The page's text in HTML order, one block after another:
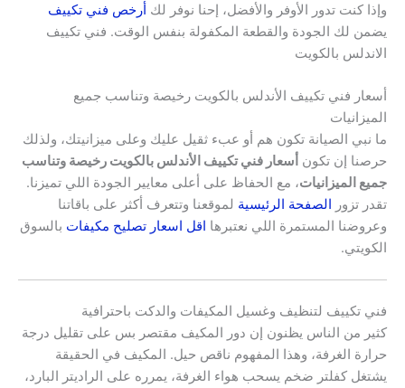
وإذا كنت تدور الأوفر والأفضل، إحنا نوفر لك أرخص فني تكييف
يضمن لك الجودة والقطعة المكفولة بنفس الوقت. فني تكييف
الاندلس بالكويت
أسعار فني تكييف الأندلس بالكويت رخيصة وتناسب جميع
الميزانيات
ما نبي الصيانة تكون هم أو عبء ثقيل عليك وعلى ميزانيتك، ولذلك
حرصنا إن تكون أسعار فني تكييف الأندلس بالكويت رخيصة وتناسب
جميع الميزانيات، مع الحفاظ على أعلى معايير الجودة اللي تميزنا.
تقدر تزور الصفحة الرئيسية لموقعنا وتتعرف أكثر على باقاتنا
وعروضنا المستمرة اللي نعتبرها اقل اسعار تصليح مكيفات بالسوق
الكويتي.
فني تكييف لتنظيف وغسيل المكيفات والدكت باحترافية
كثير من الناس يظنون إن دور المكيف مقتصر بس على تقليل درجة
حرارة الغرفة، وهذا المفهوم ناقص حيل. المكيف في الحقيقة
يشتغل كفلتر ضخم يسحب هواء الغرفة، يمرره على الراديتر البارد،